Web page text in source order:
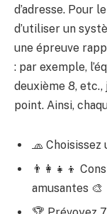
d’adresse. Pour
d’utiliser un
une épreuve
: par exemple,
deuxième 8, etc.,
point. Ainsi,
🧢
👨‍👩‍👧‍👦
amusantes 🎨